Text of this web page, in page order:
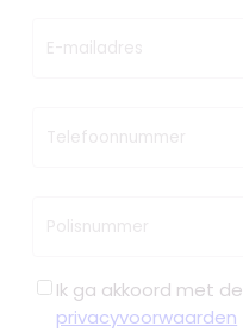
E-mailadres
Telefoonnummer
Polisnummer
Ik ga akkoord met de
privacyvoorwaarden